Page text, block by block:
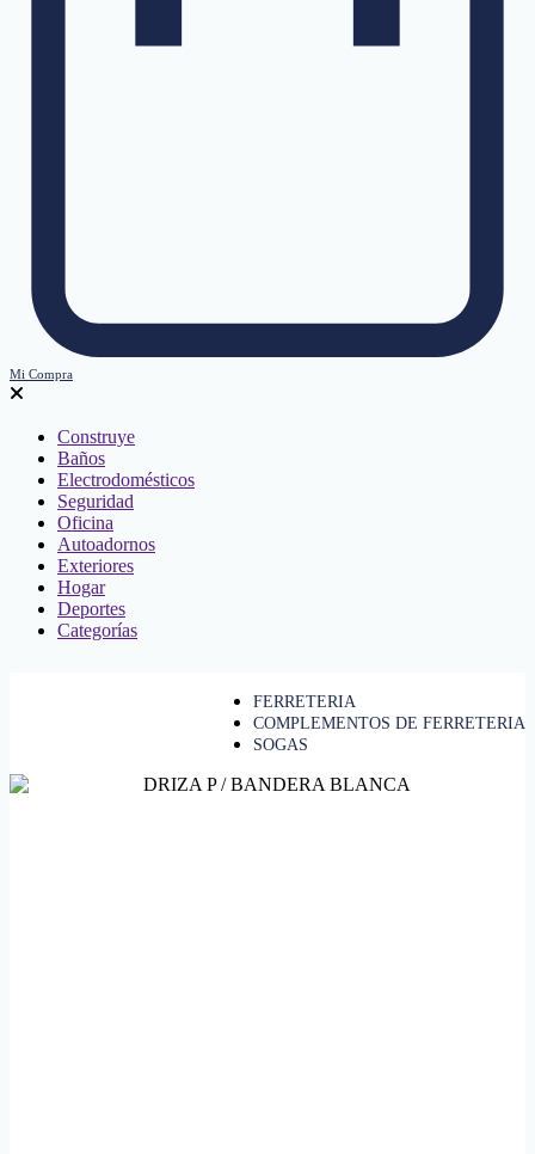
Mi Compra
Construye
Baños
Electrodomésticos
Seguridad
Oficina
Autoadornos
Exteriores
Hogar
Deportes
Categorías
FERRETERIA
COMPLEMENTOS DE FERRETERIA
SOGAS